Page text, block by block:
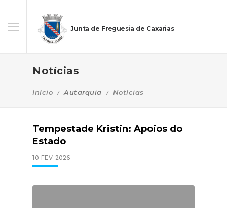
Junta de Freguesia de Caxarias
Notícias
Início Autarquia Notícias
Tempestade Kristin: Apoios do
Estado
10-FEV-2026